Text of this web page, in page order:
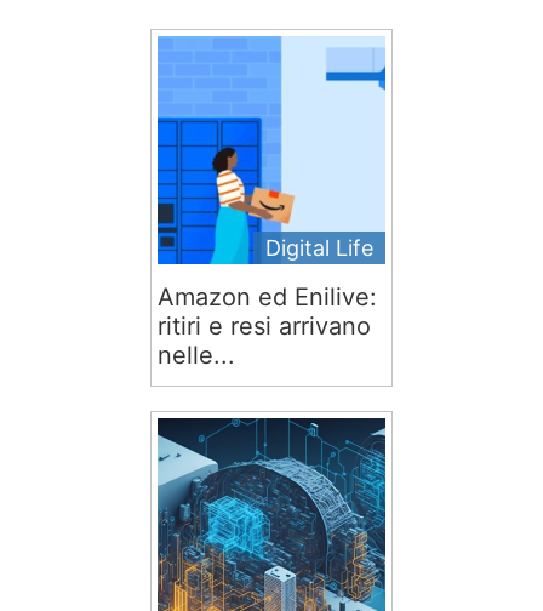
Digital Life
Amazon ed Enilive:
ritiri e resi arrivano
nelle...